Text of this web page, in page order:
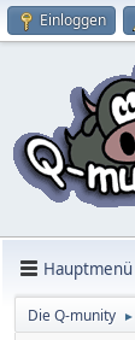
Einloggen
Hauptmenü
Die Q-munity ►